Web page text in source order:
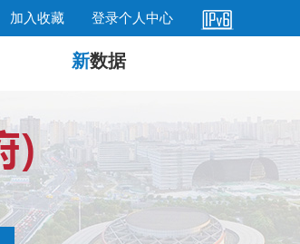
加入收藏 登录个人中心
新数据